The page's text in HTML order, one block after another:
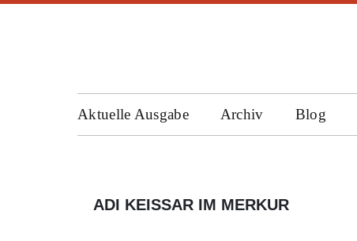
Aktuelle Ausgabe Archiv Blog
ADI KEISSAR IM MERKUR